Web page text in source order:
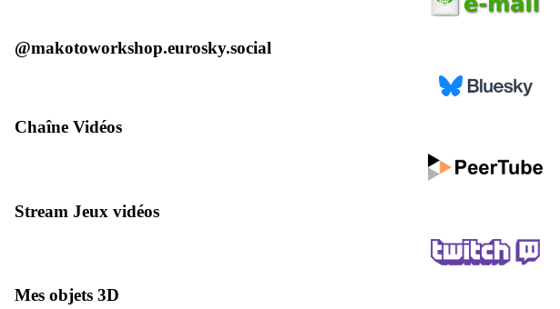
@makotoworkshop.eurosky.social
Chaîne Vidéos
Stream Jeux vidéos
Mes objets 3D